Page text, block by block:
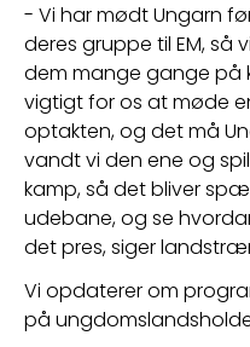
- Vi har mødt Ungarn
deres gruppe til EM, så
dem mange gange på
vigtigt for os at møde
optakten, og det må
vandt vi den ene og
kamp, så det bliver
udebane, og se
det pres, siger
Vi opdaterer om
på